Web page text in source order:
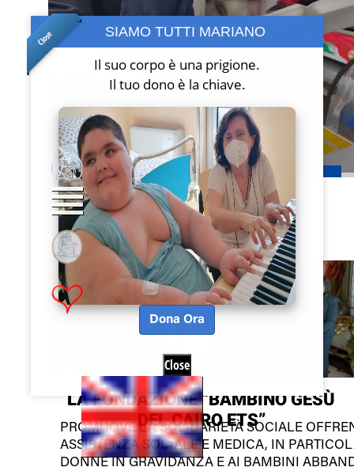
Close SIAMO TUTTI MARIANO
Il suo corpo è una prigione.
Il tuo dono è la chiave.
Dona Ora
Close
Salus
Chi Siamo
LA FONDAZIONE “BAMBINO GESÙ
DEL CAIRO ETS”
PROMUOVE LA SOLIDARIETÀ SOCIALE
ASSISTENZA SOCIALE E MEDICA, IN
DONNE IN GRAVIDANZA E AI BAMBINI